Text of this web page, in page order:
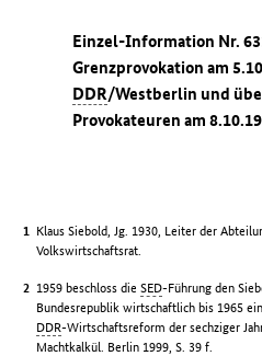
Einzel-Information Nr.
Grenzprovokation am
DDR/Westberlin und
Provokateuren am
Klaus Siebold, Jg. 1930, Leiter der
Volkswirtschaftsrat.
1959 beschloss dieSED-Führung den
Bundesrepublik wirtschaftlich bis 1965
DDR-Wirtschaftsreform der sechziger
Machtkalkül. Berlin 1999, S. 39 f.